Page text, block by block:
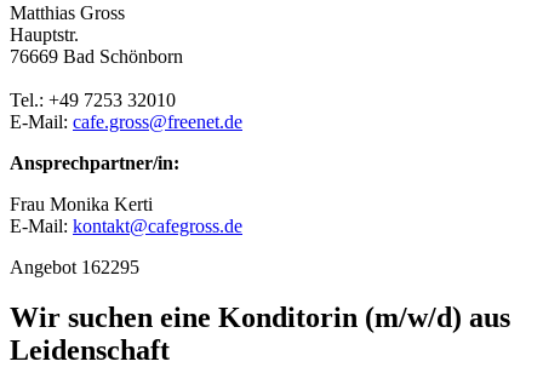
Matthias Gross
Hauptstr.
76669 Bad Schönborn
Tel.: +49 7253 32010
E-Mail: cafe.gross@freenet.de
Ansprechpartner/in:
Frau Monika Kerti
E-Mail: kontakt@cafegross.de
Angebot 162295
Wir suchen eine Konditorin (m/w/d) aus
Leidenschaft